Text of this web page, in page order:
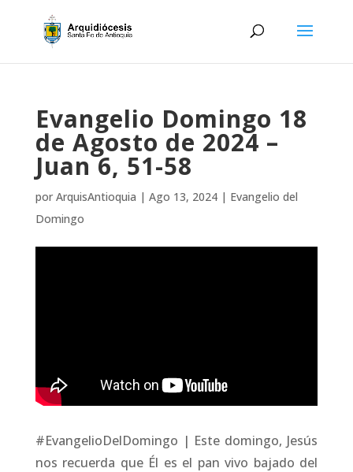
Evangelio Domingo 18
de Agosto de 2024 –
Juan 6, 51-58
por ArquisAntioquia | Ago 13, 2024| Evangelio del
Domingo
#EvangelioDelDomingo | Este domingo, Jesús
nos recuerda que Él es el pan vivo bajado del